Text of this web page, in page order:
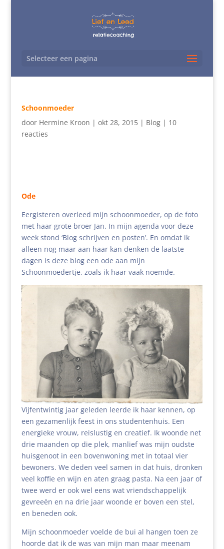
Selecteer een pagina
Schoonmoeder
door Hermine Kroon | okt 28, 2015| Blog| 10
reacties
Ode
Eergisteren overleed mijn schoonmoeder, op de foto
met haar grote broer Jan. In mijn agenda voor deze
week stond ‘Blog schrijven en posten’. En omdat ik
alleen nog maar aan haar kan denken de laatste
dagen is deze blog een ode aan mijn
Schoonmoedertje, zoals ik haar vaak noemde.
Vijfentwintig jaar geleden leerde ik haar kennen, op
een gezamenlijk feest in ons studentenhuis. Een
energieke vrouw, reislustig en creatief. Ik woonde net
drie maanden op die plek, manlief was mijn oudste
huisgenoot in een bovenwoning met in totaal vier
bewoners. We deden veel samen in dat huis, dronken
veel koffie en wijn en aten graag pasta. Na een jaar of
twee werd er ook wel eens wat vriendschappelijk
gevreeën en na drie jaar woonde er boven een stel,
en beneden ook.
Mijn schoonmoeder voelde de bui al hangen toen ze
hoorde dat ik de was van mijn man maar meenam